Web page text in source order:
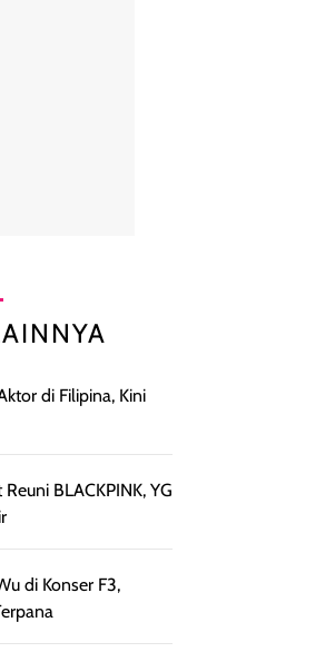
di Filipina, Kini
BLACKPINK, YG
di Konser F3,